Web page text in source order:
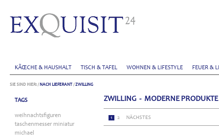
KÃŒCHE & HAUSHALT TISCH & TAFEL WOHNEN & LIFESTYLE FEUER &
SIE SIND HIER: / NACH LIEFERANT /ZWILLING
TAGS
weihnachtsfiguren
taschenmesser miniatur
michael
ZWILLING - MODERNE
1 2 NÄCHSTES